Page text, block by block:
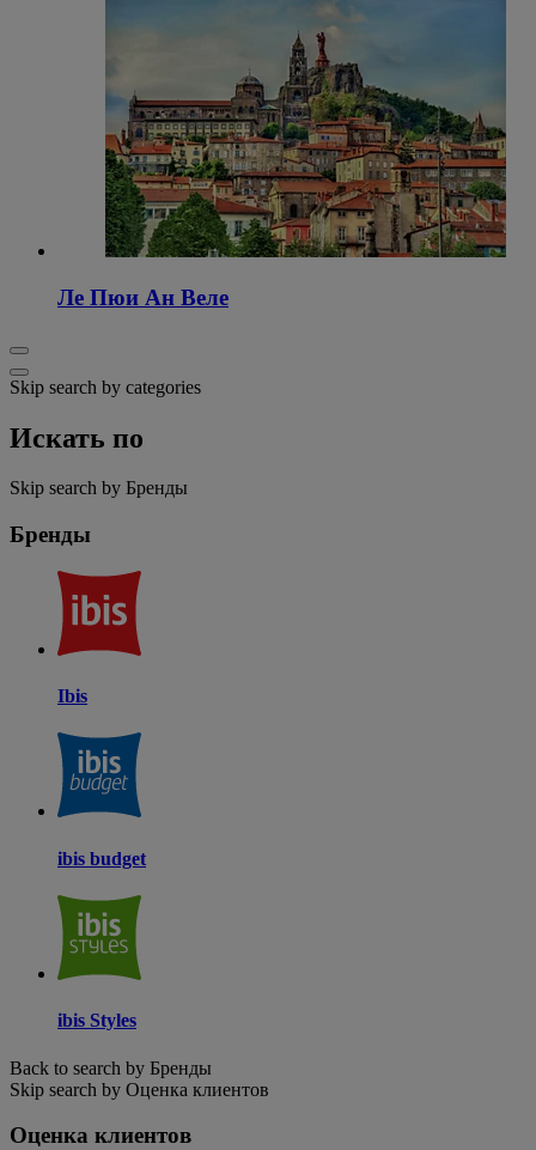
Ле Пюи Ан Веле
Skip search by categories
Искать по
Skip search by Бренды
Бренды
Ibis
ibis budget
ibis Styles
Back to search by Бренды
Skip search by Оценка клиентов
Оценка клиентов